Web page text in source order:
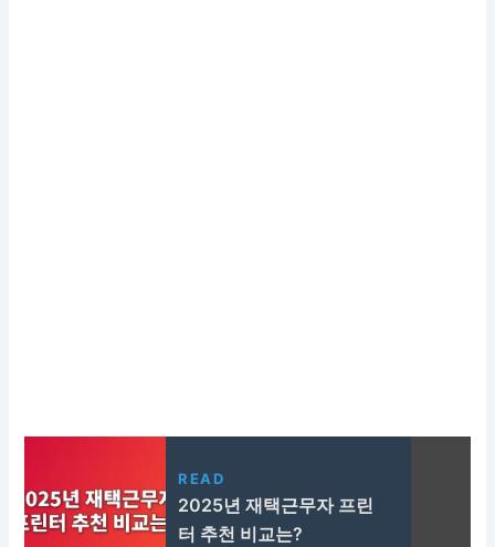
READ
2025년 재택근무자 프린
터 추천 비교는?